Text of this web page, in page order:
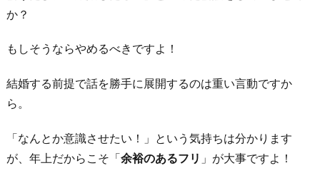
子
が
し
ピ
ー
か？
もしそうならやめるべきですよ！
結婚する前提で話を勝手に展開するのは重い言動ですか
ら。
「なんとか意識させたい！」という気持ちは分かります
が、年上だからこそ「余裕のあるフリ 」が大事ですよ！